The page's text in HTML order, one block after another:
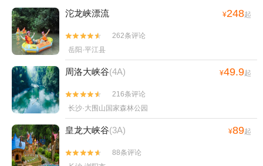
沱龙峡漂流 ¥248起


262条评论
岳阳·平江县
周洛大峡谷(4A) ¥49.9起


216条评论
长沙·大围山国家森林公园
皇龙大峡谷(3A) ¥89起


88条评论